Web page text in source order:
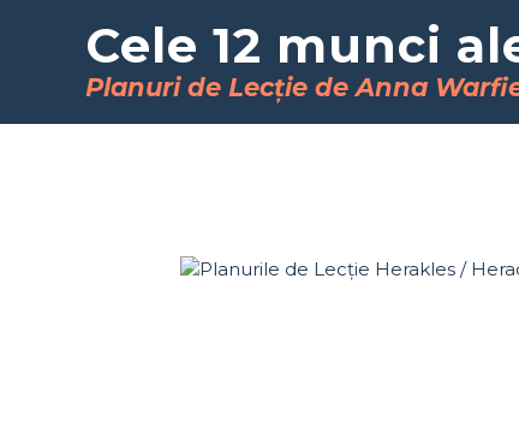
Cele 12 munci
Planuri de Lecție de Anna